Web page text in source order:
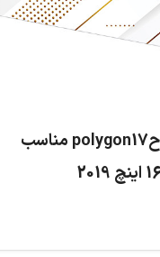
برچسب تزئینی طرحpolygon17 مناسب